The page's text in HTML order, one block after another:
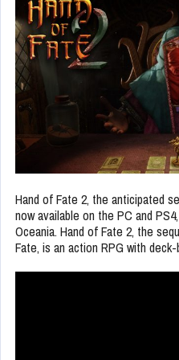
Hand of Fate 2, the anticipated
now available on the PC and
Oceania. Hand of Fate 2, the
Fate, is an action RPG with